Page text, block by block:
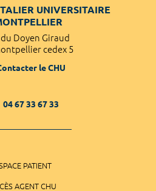
UNIVERSITAIRE
du Doyen Giraud
cedex 5
le CHU
04 67 33 67 33
PATIENT
AGENT CHU